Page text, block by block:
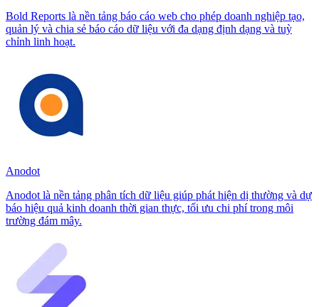
Bold Reports là nền tảng báo cáo web cho phép doanh nghiệp tạo,
quản lý và chia sẻ báo cáo dữ liệu với đa dạng định dạng và tuỳ
chỉnh linh hoạt.
Anodot
Anodot là nền tảng phân tích dữ liệu giúp phát hiện dị thường và dự
báo hiệu quả kinh doanh thời gian thực, tối ưu chi phí trong môi
trường đám mây.